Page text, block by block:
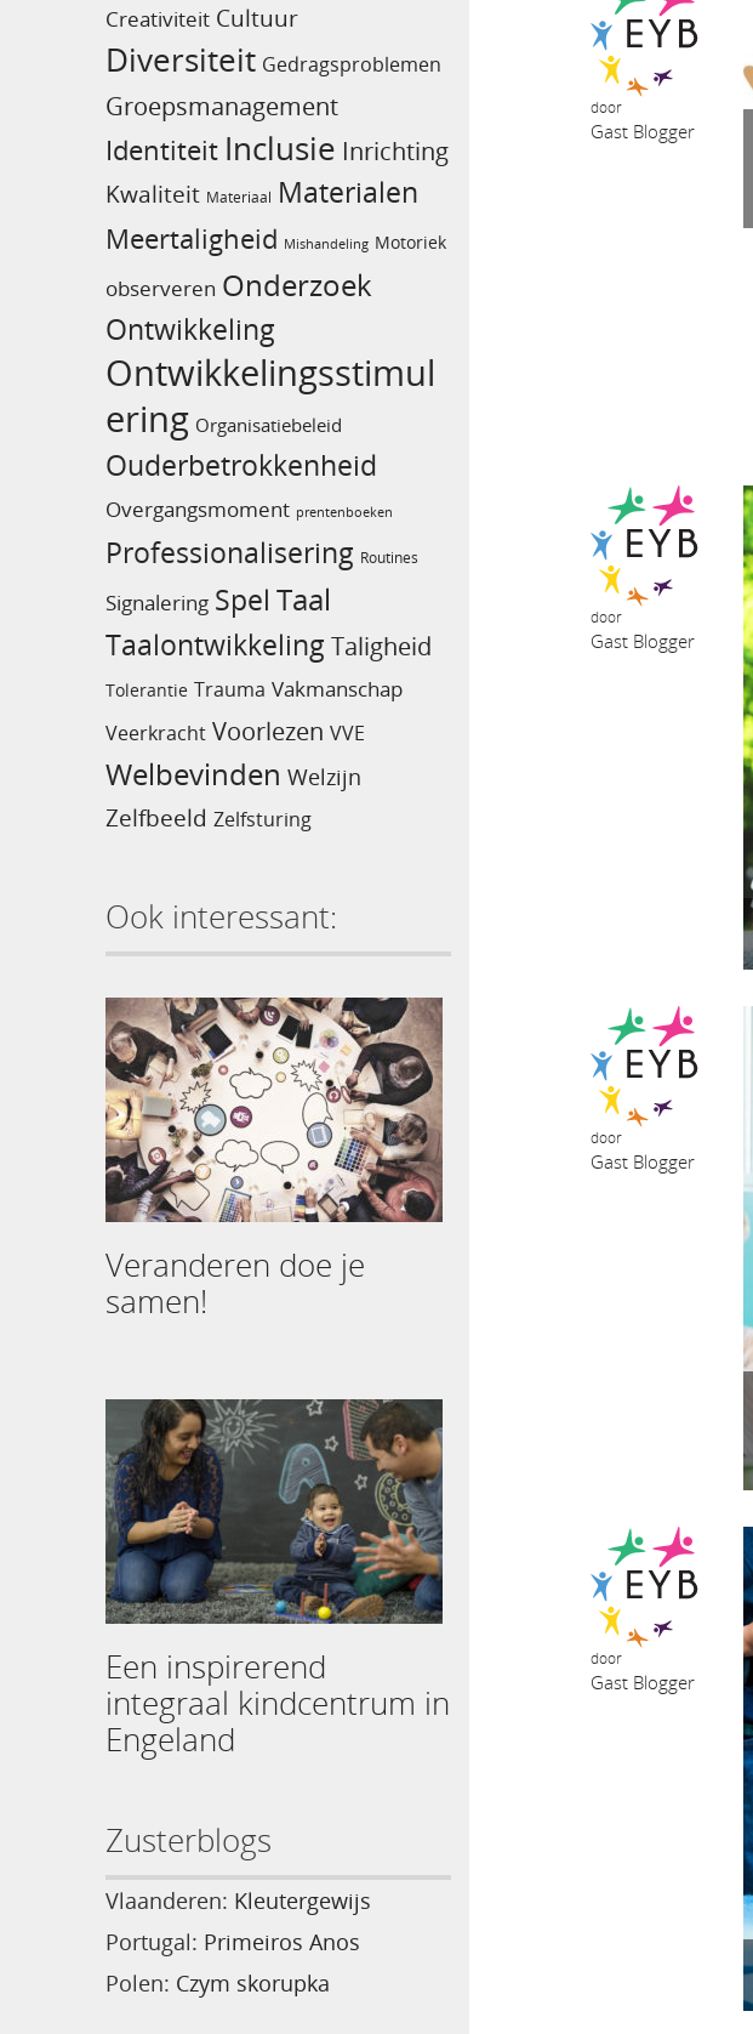
Creativiteit Cultuur
Diversiteit Gedragsproblemen
Groepsmanagement
Identiteit Inclusie Inrichting
Kwaliteit Materiaal Materialen
Meertaligheid Mishandeling Motoriek
observeren Onderzoek
Ontwikkeling
Ontwikkelingsstimul
ering Organisatiebeleid
Ouderbetrokkenheid
Overgangsmoment prentenboeken
Professionalisering Routines
Signalering Spel Taal
Taalontwikkeling Taligheid
Tolerantie Trauma Vakmanschap
Veerkracht Voorlezen VVE
Welbevinden Welzijn
Zelfbeeld Zelfsturing
Ook interessant:
Veranderen doe je
samen!
Een inspirerend
integraal kindcentrum in
Engeland
Zusterblogs
Vlaanderen: Kleutergewijs
Portugal: Primeiros Anos
Polen: Czym skorupka
door
Gast Blogger
door
Gast Blogger
door
Gast Blogger
door
Gast Blogger